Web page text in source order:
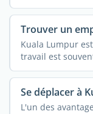
Trouver un
Kuala Lumpur
travail est
Se déplacer à
L'un des